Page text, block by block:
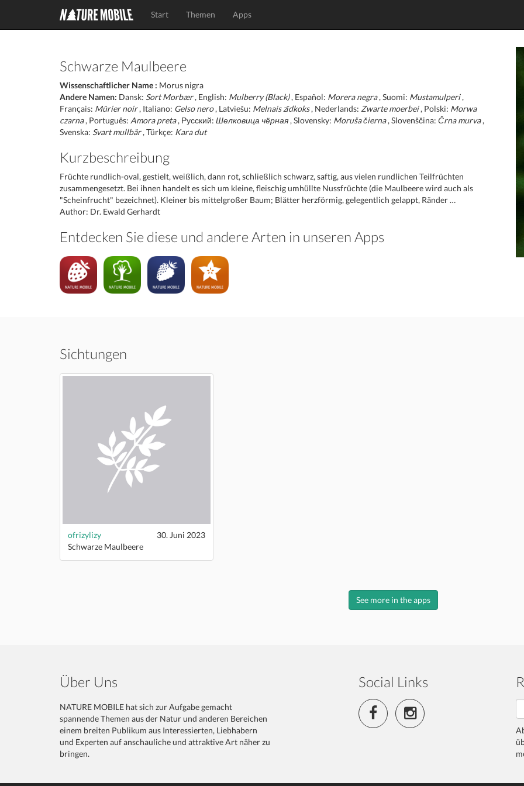
Start Themen Apps
Schwarze Maulbeere
Wissenschaftlicher Name : Morus nigra
Andere Namen: Dansk: Sort Morbær, English: Mulberry (Black), Español: Morera negra, Suomi: Mustamulperi,
Français: Mûrier noir, Italiano: Gelso nero, Latviešu: Melnais zīdkoks, Nederlands: Zwarte moerbei, Polski: Morwa
czarna, Português: Amora preta, Русский: Шелковица чёрная , Slovensky: Moruša čierna, Slovenščina: Črna murva,
Svenska: Svart mullbär, Türkçe: Kara dut
Kurzbeschreibung
Früchte rundlich-oval, gestielt, weißlich, dann rot, schließlich schwarz, saftig, aus vielen rundlichen Teilfrüchten
zusammengesetzt. Bei ihnen handelt es sich um kleine, fleischig umhüllte Nussfrüchte (die Maulbeere wird auch als
"Scheinfrucht" bezeichnet). Kleiner bis mittelgroßer Baum; Blätter herzförmig, gelegentlich gelappt, Ränder …
Author: Dr. Ewald Gerhardt
Entdecken Sie diese und andere Arten in unseren Apps
Sichtungen
ofrizylizy
30. Juni 2023
Schwarze Maulbeere
See more in the apps
Über Uns
NATURE MOBILE hat sich zur Aufgabe gemacht
spannende Themen aus der Natur und anderen Bereichen
einem breiten Publikum aus Interessierten, Liebhabern
und Experten auf anschauliche und attraktive Art näher zu
bringen.
Social Links